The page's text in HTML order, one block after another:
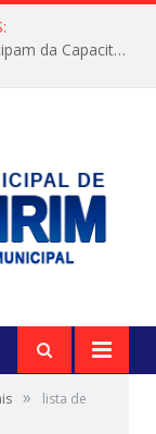
Servidores e Vereadores de Almeirim Participam da Capacitação “Orientar é a Nossa Missão”
»
lista de